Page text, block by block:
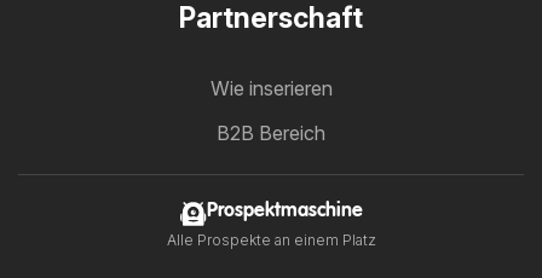
Partnerschaft
Wie inserieren
B2B Bereich
Prospektmaschine
Alle Prospekte an einem Platz